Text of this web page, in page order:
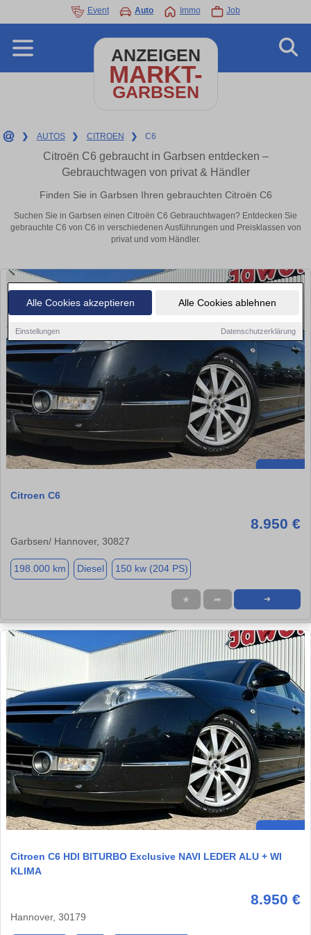
Alle Cookies akzeptieren Alle Cookies ablehnen
Einstellungen Datenschutzerklärung
Event Auto Immo Job
ANZEIGEN
MARKT-
GARBSEN
❯ AUTOS ❯ CITROEN ❯ C6
Citroën C6 gebraucht in Garbsen entdecken –
Gebrauchtwagen von privat & Händler
Finden Sie in Garbsen Ihren gebrauchten Citroën C6
Suchen Sie in Garbsen einen Citroën C6 Gebrauchtwagen? Entdecken Sie
gebrauchte C6 von C6 in verschiedenen Ausführungen und Preisklassen von
privat und vom Händler.
Citroen C6
8.950 €
Garbsen/ Hannover, 30827
198.000 km Diesel 150 kw (204 PS)
★ ➦ ➜
Citroen C6 HDI BITURBO Exclusive NAVI LEDER ALU + WI
KLIMA
8.950 €
Hannover, 30179